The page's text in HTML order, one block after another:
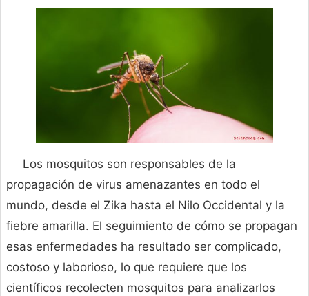
Los mosquitos son responsables de la
propagación de virus amenazantes en todo el
mundo, desde el Zika hasta el Nilo Occidental y la
fiebre amarilla. El seguimiento de cómo se propagan
esas enfermedades ha resultado ser complicado,
costoso y laborioso, lo que requiere que los
científicos recolecten mosquitos para analizarlos